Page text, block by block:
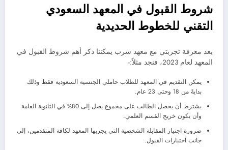
شروط القبول في المعهد السعودي
التقني للخطوط الحديدية
بعد معرفة تجربتي مع معهد سرب يمكننا ذكر أهم شروط القبول في
المعهد لعام 2023، فنجد مثلاً:-
يمكن التقديم في المعهد للطلاب حاملي الجنسية السعودية فقط وذلك
بدايةً من 18 وحتى 23 عام.
يشترط أن يحصل الطالب على مجموع يصل إلى 80% في الثانوية العامة
وأن يكون خريج القسم العلمي.
ضرورة اجتياز المقابلة الشخصية التي يجريها المعهد لكافة المتقدمين، إلى
جانب اختبارات القبول.